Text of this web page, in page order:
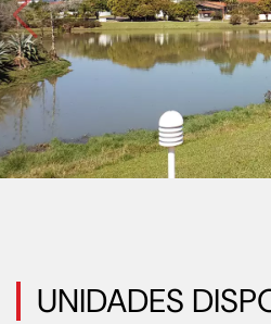
UNIDADES